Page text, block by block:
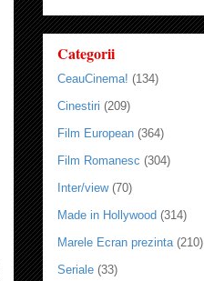
Categorii
CeauCinema! (134)
Cinestiri (209)
Film European (364)
Film Romanesc (304)
Inter/view (70)
Made in Hollywood (314)
Marele Ecran prezinta (210)
Seriale (33)